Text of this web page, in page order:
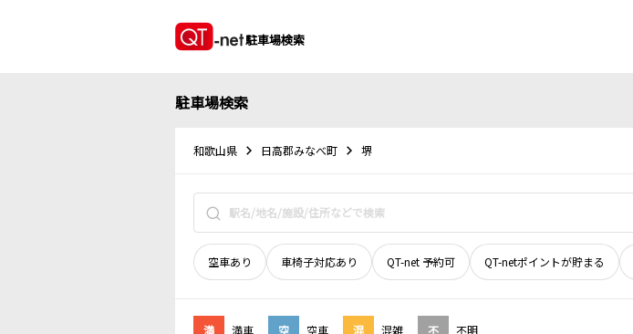
駐車場検索
駐車場検索
和歌山県 日高郡みなべ町 堺
空車あり 車椅子対応あり QT-net 予約可 QT-netポイントが貯まる
満 満車 空 空車 混 混雑 不 不明